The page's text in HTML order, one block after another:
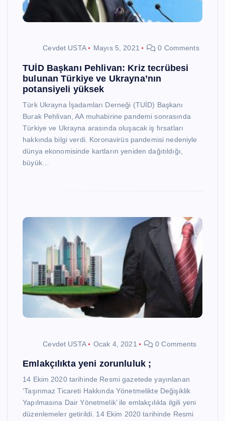
Cevdet USTA Mayıs 5, 2021 0 Comments
TUİD Başkanı Pehlivan: Kriz tecrübesi
bulunan Türkiye ve Ukrayna’nın
potansiyeli yüksek
Türk Ukrayna İşadamları Derneği (TUİD) Başkanı
Burak Pehlivan, AA muhabirine pandemi sonrasında
Türkiye ve Ukrayna arasında oluşacak iş fırsatları
hakkında bilgi verdi. Koronavirüs pandemisi nedeniyle
dünya ekonomisinde kartların yeniden dağıtıldığı,
büyük…
Cevdet USTA Ocak 4, 2021 0 Comments
Emlakçılıkta yeni zorunluluk ;
14 Ekim 2020 tarihinde Resmi gazetede yayınlanan
‘Taşınmaz Ticareti Hakkında Yönetmelikte Değişiklik
Yapılmasına Dair Yönetmelik’ ile emlakçılıkla ilgili yeni
düzenlemeler getirildi. 14 Ekim 2020 tarihinde Resmi